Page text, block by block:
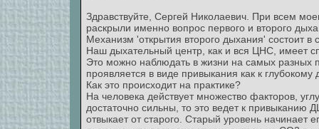
Здравствуйте, Сергей Николаевич. При всем
раскрыли именно вопрос первого и второго
Механизм 'открытия второго дыхания' состоит
Наш дыхательный центр, как и вся ЦНС, имеет
Это можно наблюдать в жизни на самых разных
проявляется в виде привыкания как к
Как это происходит на практике?
На человека действует множество факторов,
достаточно сильны, то это ведет к
отвыкает от старого. Старый уровень начинает